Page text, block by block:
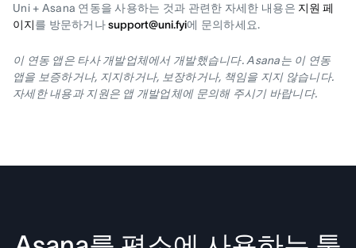
Uni + Asana 연동을 사용하는 것과 관련한 자세한 내용은 지원 페
이지를 방문하거나support@uni.fyi에 문의하세요.
이 연동 앱은 타사 개발업체에서 개발했습니다. Asana는 이 연동
앱을 보증하거나, 지지하거나, 보장하거나, 책임을 지지 않습니다.
자세한 내용과 지원은 앱 개발업체에 문의해 주시기 바랍니다.